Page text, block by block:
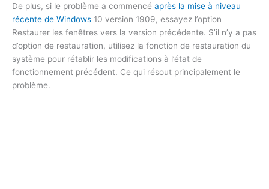
De plus, si le problème a commencé après la mise à niveau
récente de Windows 10 version 1909, essayez l’option
Restaurer les fenêtres vers la version précédente. S’il n’y a pas
d’option de restauration, utilisez la fonction de restauration du
système pour rétablir les modifications à l’état de
fonctionnement précédent. Ce qui résout principalement le
problème.